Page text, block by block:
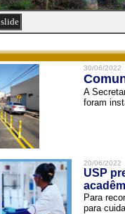
slide
30/06/2022
A
foram
20/06/2022
USP
Para
para